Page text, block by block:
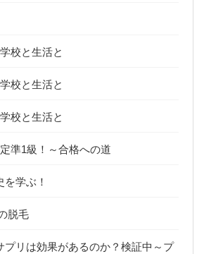
校と生活と
校と生活と
校と生活と
準1級！～合格への道
学ぶ！
脱毛
プリは効果があるのか？検証中～プ